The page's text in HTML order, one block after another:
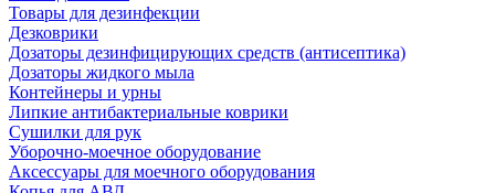
Товары для дезинфекции
Дезковрики
Дозаторы дезинфицирующих средств (антисептика)
Дозаторы жидкого мыла
Контейнеры и урны
Липкие антибактериальные коврики
Сушилки для рук
Уборочно-моечное оборудование
Аксессуары для моечного оборудования